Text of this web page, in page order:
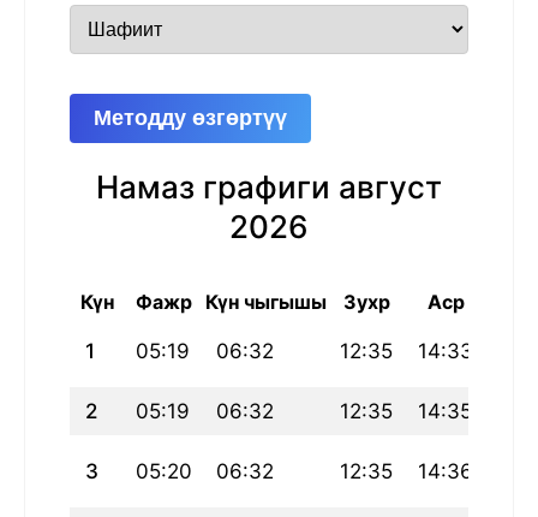
Методду өзгөртүү
Намаз графиги август
2026
Күн Фажр Күн чыгышы Зухр Аср
1 05:19 06:32 12:35 14:33
2 05:19 06:32 12:35 14:35
3 05:20 06:32 12:35 14:36